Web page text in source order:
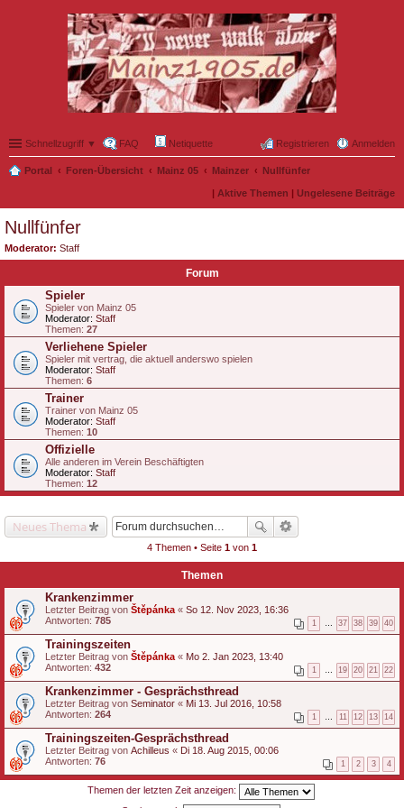
Schnellzugriff ▼ FAQ Netiquette Anmelden
Registrieren
Portal Foren-Übersicht Mainz 05 Mainzer Nullfünfer
| Aktive Themen | Ungelesene Beiträge
Nullfünfer
Moderator: Staff
Forum
Spieler
Spieler von Mainz 05
Moderator: Staff
Themen: 27
Verliehene Spieler
Spieler mit vertrag, die aktuell anderswo spielen
Moderator: Staff
Themen: 6
Trainer
Trainer von Mainz 05
Moderator: Staff
Themen: 10
Offizielle
Alle anderen im Verein Beschäftigten
Moderator: Staff
Themen: 12
Neues Thema
4 Themen • Seite 1 von 1
Themen
Krankenzimmer
Letzter Beitrag von Štěpánka « So 12. Nov 2023, 16:36
Antworten: 785 1 37 38 39 40
Trainingszeiten
Letzter Beitrag von Štěpánka « Mo 2. Jan 2023, 13:40
Antworten: 432 1 19 20 21 22
Krankenzimmer - Gesprächsthread
Letzter Beitrag von Seminator « Mi 13. Jul 2016, 10:58
Antworten: 264 1 11 12 13 14
Trainingszeiten-Gesprächsthread
Letzter Beitrag von Achilleus « Di 18. Aug 2015, 00:06
Antworten: 76 1 2 3 4
Themen der letzten Zeit anzeigen: